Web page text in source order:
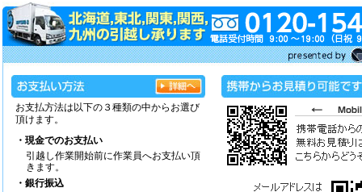
お支払方法は以下の３種類の中からお選び
頂けます。
・現金でのお支払い
引越し作業開始前に作業員へお支払い頂
きます。
・銀行振込